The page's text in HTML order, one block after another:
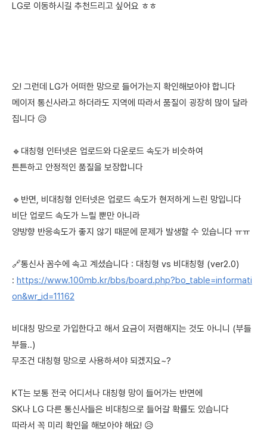
LG로 이동하시길 추천드리고 싶어요 ㅎㅎ
오! 그런데 LG가 어떠한 망으로 들어가는지 확인해보아야 합니다
메이저 통신사라고 하더라도 지역에 따라서 품질이 굉장히 많이 달라
집니다 😥
🔹대칭형 인터넷은 업로드와 다운로드 속도가 비슷하여
튼튼하고 안정적인 품질을 보장합니다
🔹반면, 비대칭형 인터넷은 업로드 속도가 현저하게 느린 망입니다
비단 업로드 속도가 느릴 뿐만 아니라
양방향 반응속도가 좋지 않기 때문에 문제가 발생할 수 있습니다 ㅠㅠ
🔗통신사 꼼수에 속고 계셨습니다 : 대칭형 vs 비대칭형 (ver2.0)
: https://www.100mb.kr/bbs/board.php?bo_table=informati
on&wr_id=11162
비대칭 망으로 가입한다고 해서 요금이 저렴해지는 것도 아니니 (부들
부들..)
무조건 대칭형 망으로 사용하셔야 되겠지요~?
KT는 보통 전국 어디서나 대칭형 망이 들어가는 반면에
SK나 LG 다른 통신사들은 비대칭으로 들어갈 확률도 있습니다
따라서 꼭 미리 확인을 해보아야 해요! 😥